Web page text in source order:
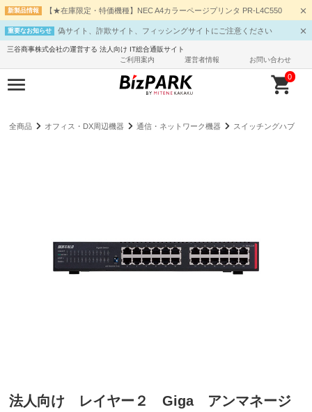
新製品情報 【★在庫限定・特価機種】NEC A4カラーページプリンタ PR-L4C550
重要なお知らせ 偽サイト、詐欺サイト、フィッシングサイトにご注意ください
三谷商事株式会社の運営する 法人向け IT総合通販サイト
ご利用案内
運営者情報 お問い合わせ
0
全商品 オフィス・DX周辺機器 通信・ネットワーク機器 スイッチングハブ
法人向け レイヤー２ Giga アンマネージ